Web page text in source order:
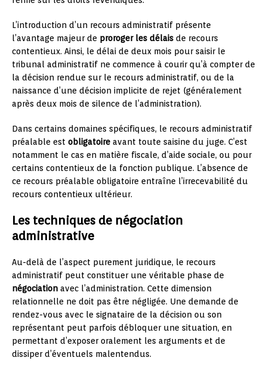
L’introduction d’un recours administratif présente
l’avantage majeur de proroger les délais de recours
contentieux. Ainsi, le délai de deux mois pour saisir le
tribunal administratif ne commence à courir qu’à compter de
la décision rendue sur le recours administratif, ou de la
naissance d’une décision implicite de rejet (généralement
après deux mois de silence de l’administration).
Dans certains domaines spécifiques, le recours administratif
préalable est obligatoire avant toute saisine du juge. C’est
notamment le cas en matière fiscale, d’aide sociale, ou pour
certains contentieux de la fonction publique. L’absence de
ce recours préalable obligatoire entraîne l’irrecevabilité du
recours contentieux ultérieur.
Les techniques de négociation
administrative
Au-delà de l’aspect purement juridique, le recours
administratif peut constituer une véritable phase de
négociation avec l’administration. Cette dimension
relationnelle ne doit pas être négligée. Une demande de
rendez-vous avec le signataire de la décision ou son
représentant peut parfois débloquer une situation, en
permettant d’exposer oralement les arguments et de
dissiper d’éventuels malentendus.